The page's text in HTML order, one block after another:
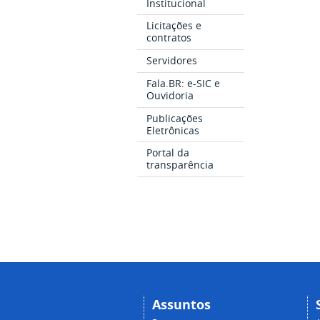
Institucional
Licitações e
contratos
Servidores
Fala.BR: e-SIC e
Ouvidoria
Publicações
Eletrônicas
Portal da
transparência
Assuntos